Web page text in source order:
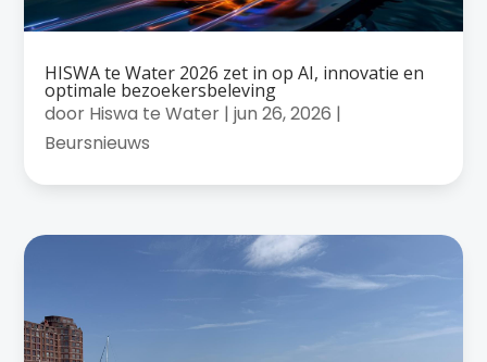
HISWA te Water 2026 zet in op AI, innovatie en
optimale bezoekersbeleving
door Hiswa te Water |jun 26, 2026 |
Beursnieuws